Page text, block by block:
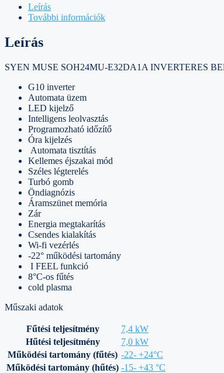
Leírás
További információk
Leírás
SYEN MUSE SOH24MU-E32DA1A INVERTERES
G10 inverter
Automata üzem
LED kijelző
Intelligens leolvasztás
Programozható időzítő
Óra kijelzés
Automata tisztítás
Kellemes éjszakai mód
Széles légterelés
Turbó gomb
Öndiagnózis
Áramszünet memória
Zár
Energia megtakarítás
Csendes kialakítás
Wi-fi vezérlés
-22° működési tartomány
I FEEL funkció
8°C-os fűtés
cold plasma
Műszaki adatok
Fűtési teljesítmény
7,4 kW
Hűtési teljesítmény
7,0 kW
Működési tartomány (fűtés) -22- +24°C
Működési tartomány (hűtés) -15- +43 °C